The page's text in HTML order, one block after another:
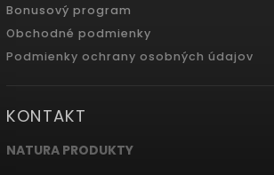
Bonusový program
Obchodné podmienky
Podmienky ochrany osobných údajov
KONTAKT
NATURA PRODUKTY